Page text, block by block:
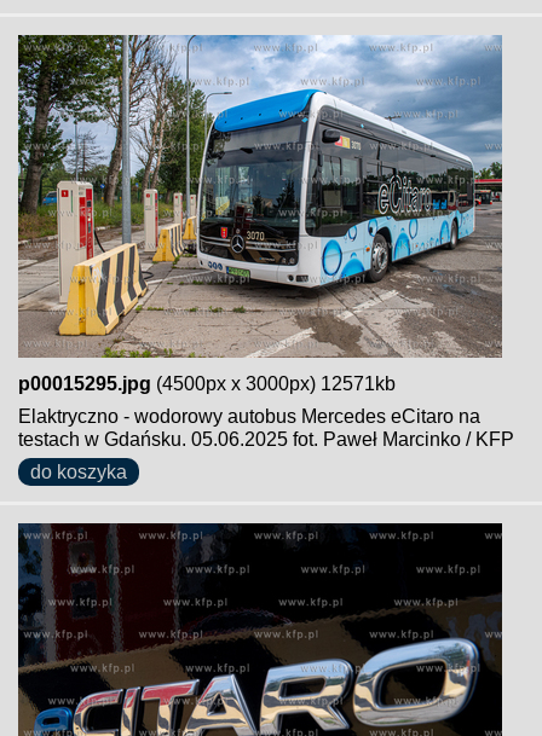
p00015295.jpg (4500px x 3000px) 12571kb
Elaktryczno - wodorowy autobus Mercedes eCitaro na
testach w Gdańsku. 05.06.2025 fot. Paweł Marcinko / KFP
do koszyka